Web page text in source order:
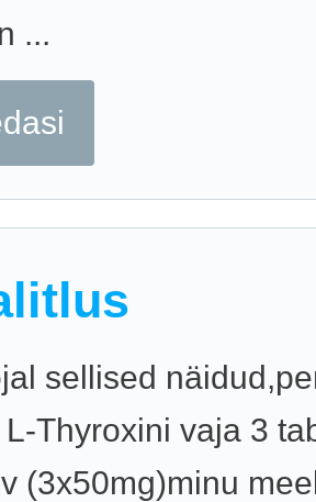
...
sellised
Thyroxini vaja 3
(3x50mg)minu